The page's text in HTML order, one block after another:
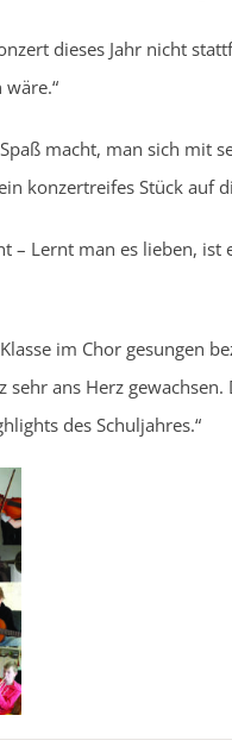
dieses Jahr nicht
macht, man sich
konzertreifes Stück auf
– Lernt man es lieben,
im Chor gesungen
ans Herz
des Schuljahres.“